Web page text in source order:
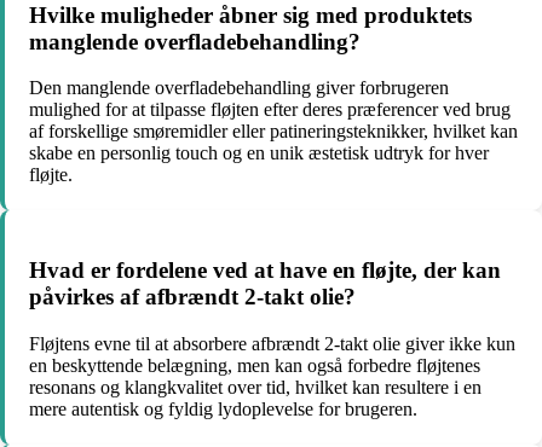
Hvilke muligheder åbner sig med produktets
manglende overfladebehandling?
Den manglende overfladebehandling giver forbrugeren
mulighed for at tilpasse fløjten efter deres præferencer ved brug
af forskellige smøremidler eller patineringsteknikker, hvilket kan
skabe en personlig touch og en unik æstetisk udtryk for hver
fløjte.
Hvad er fordelene ved at have en fløjte, der kan
påvirkes af afbrændt 2-takt olie?
Fløjtens evne til at absorbere afbrændt 2-takt olie giver ikke kun
en beskyttende belægning, men kan også forbedre fløjtenes
resonans og klangkvalitet over tid, hvilket kan resultere i en
mere autentisk og fyldig lydoplevelse for brugeren.